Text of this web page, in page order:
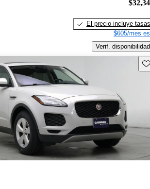
El precio incluye tasas
$605/mes
Verif. disponibilidad